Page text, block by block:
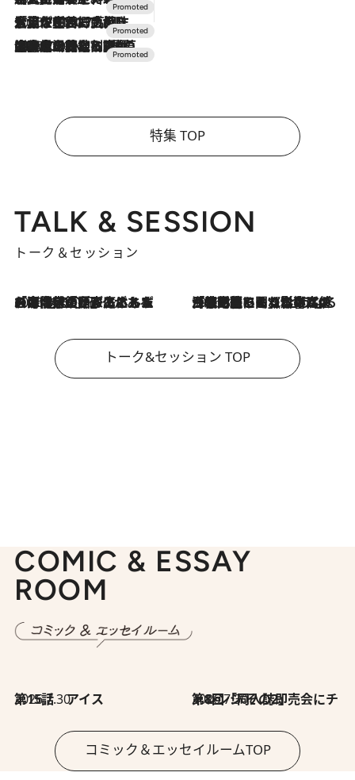
2026.7.17
「土佐和ハーブかき氷」がOMO7高知に登場！生姜、山椒、大葉など目にも舌にも涼を呼ぶ郷土の味
2026.7.10
NEW OPEN！【界 草津】名湯の地に誕生。趣の異なる2種の温泉と上州ならではの会席・蕎麦割烹など美食を味わう究極の癒やし旅
特集 TOP
TALK & SESSION
トーク＆セッション
2026.8.3
「今後値上げがあるとすれば…」「リスクがあるのは今年の冬」エネルギー専門家が語る、ホルムズ海峡封鎖が家庭にもたらす“ある心配” 2026.8.3
「住宅建てられない…」「サーチャージ料の高値が続いている」ホルムズ海峡封鎖による影響はいつまで続く？《エネルギー専門家に聞く“どうなる日本の暮らし”》
トーク&セッション TOP
COMIC & ESSAY
ROOM
2026.7.30
第15話 アイス 2026.7.30
第8回「同人誌即売会にチャレンジ その2」
コミック＆エッセイルームTOP